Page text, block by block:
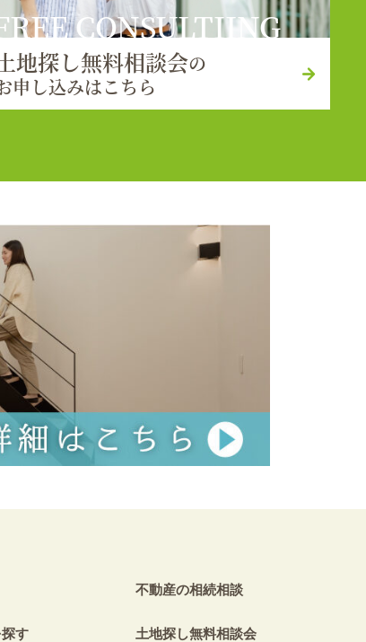
CONSULTIING
地探し無料相談会の
申し込みはこちら
す
不動産の相続相談
土地探し無料相談会